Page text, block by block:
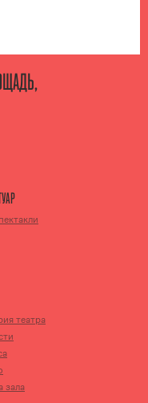
театра
зала